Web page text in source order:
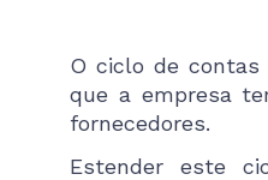
O ciclo de
que a empresa
fornecedores.
Estender este